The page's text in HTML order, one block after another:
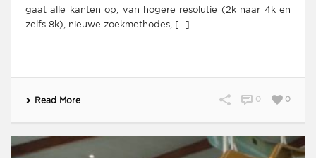
gaat alle kanten op, van hogere resolutie (2k naar 4k en
zelfs 8k), nieuwe zoekmethodes, [...]
Read More 0
0